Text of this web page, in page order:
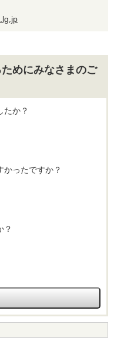
めにみなさまのご
たか？
かったですか？
？